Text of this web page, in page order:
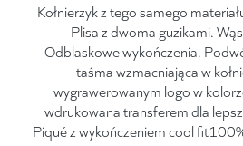
Kołnierzyk z tego samego
Plisa z dwoma guzikami.
Odblaskowe wykończenia.
taśma wzmacniająca w
wygrawerowanym logo w
wdrukowana transferem dla
Piqué z wykończeniem cool